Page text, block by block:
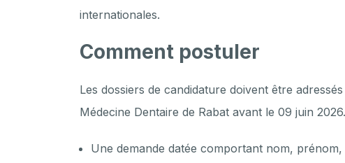
internationales.
Comment postuler
Les dossiers de candidature doivent être
Médecine Dentaire de Rabat avant le 09 juin
Une demande datée comportant nom,